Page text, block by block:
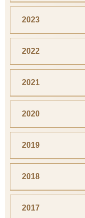
2023
2022
2021
2020
2019
2018
2017